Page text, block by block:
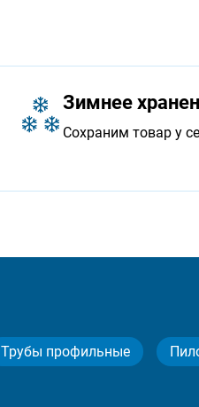
Зимнее
Сохраним товар у
Трубы профильные